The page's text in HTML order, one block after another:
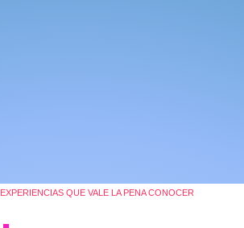
EXPERIENCIAS QUE VALE LA PENA CONOCER